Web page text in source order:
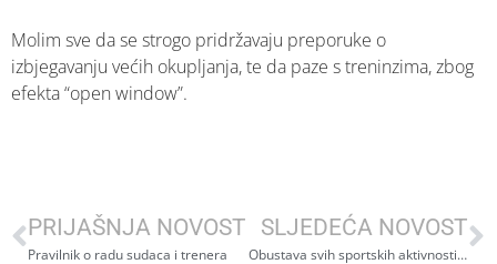
Molim sve da se strogo pridržavaju preporuke o
izbjegavanju većih okupljanja, te da paze s treninzima, zbog
efekta “open window”.
PRIJAŠNJA NOVOST
Pravilnik o radu sudaca i trenera
SLJEDEĆA NOVOST
Obustava svih sportskih aktivnosti do 20.4.